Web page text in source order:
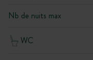
Nb de nuits max
WC